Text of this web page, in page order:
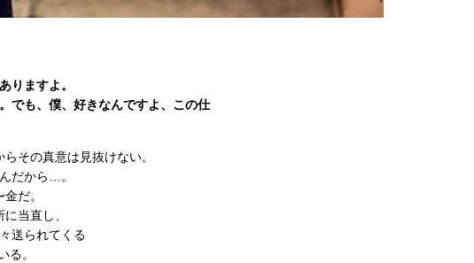
りますよ。
でも、僕、好きなんですよ、この仕
その真意は見抜けない。
だから…。
だ。
当直し、
送られてくる
る。